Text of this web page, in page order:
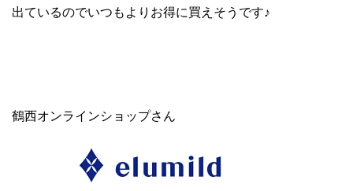
出ているのでいつもよりお得に買えそうです♪
鶴西オンラインショップさん